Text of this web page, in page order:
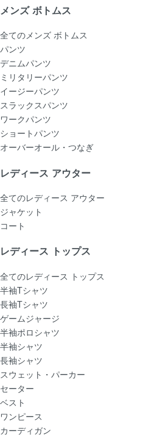
メンズ ボトムス
全てのメンズ ボトムス
パンツ
デニムパンツ
ミリタリーパンツ
イージーパンツ
スラックスパンツ
ワークパンツ
ショートパンツ
オーバーオール・つなぎ
レディース アウター
全てのレディース アウター
ジャケット
コート
レディース トップス
全てのレディース トップス
半袖Tシャツ
長袖Tシャツ
ゲームジャージ
半袖ポロシャツ
半袖シャツ
長袖シャツ
スウェット・パーカー
セーター
ベスト
ワンピース
カーディガン